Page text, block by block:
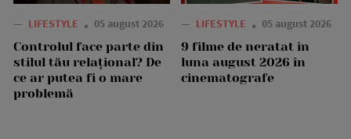
— LIFESTYLE 05 august 2026
Controlul face parte din
stilul tău relațional? De
ce ar putea fi o mare
problemă
— LIFESTYLE 05 august 2026
9 filme de neratat în
luna august 2026 în
cinematografe